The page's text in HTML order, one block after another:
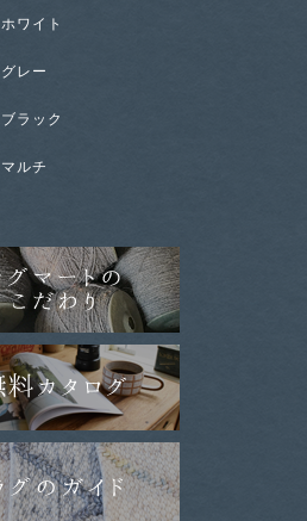
ホワイト
グレー
ブラック
マルチ